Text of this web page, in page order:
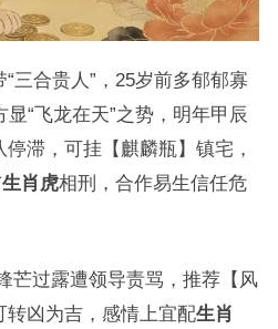
三合贵人”，25岁前多郁郁寡
“飞龙在天”之势，明年甲辰
滞，可挂【麒麟瓶】镇宅，
生肖虎相刑，合作易生信任危
芒过露遭领导责骂，推荐【风
转凶为吉，感情上宜配生肖